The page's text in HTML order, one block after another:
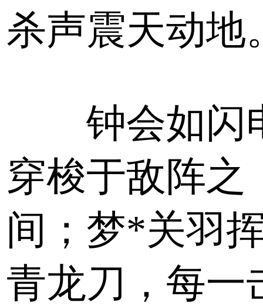
杀声震天动地
钟会如闪
穿梭于敌阵之
间；梦*关羽
青龙刀，每一